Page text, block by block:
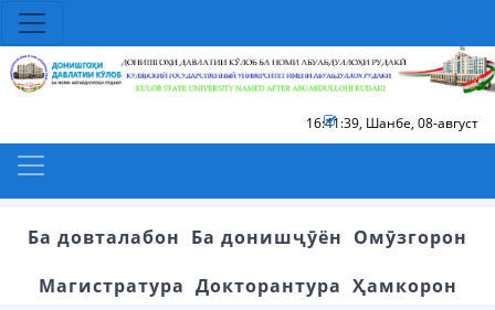
16:41:40, Шанбе, 08-август
Ба довталабон Ба донишҷӯён Омӯзгорон
Магистратура Докторантура Ҳамкорон